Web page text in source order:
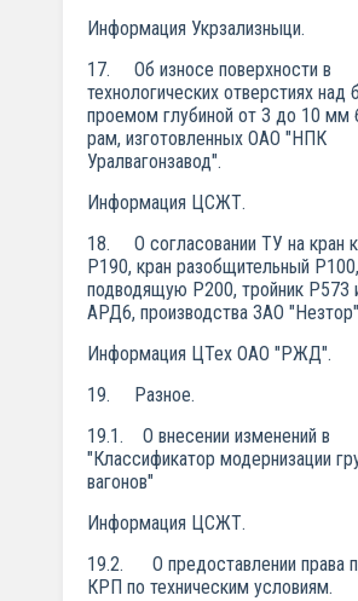
Информация Укрзализныци.
17. Об износе поверхности в
технологических отверстиях над
проемом глубиной от 3 до 10 мм
рам, изготовленных ОАО "НПК
Уралвагонзавод".
Информация ЦСЖТ.
18. О согласовании ТУ на кран
Р190, кран разобщительный
подводящую Р200, тройник Р573
АРД6, производства ЗАО
Информация ЦТех ОАО "РЖД".
19. Разное.
19.1. О внесении изменений в
"Классификатор модернизации
вагонов"
Информация ЦСЖТ.
19.2. О предоставлении права
КРП по техническим условиям.